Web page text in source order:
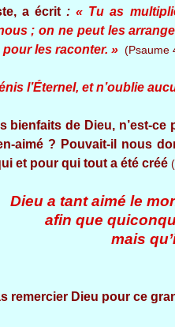
a écrit : « Tu as
; on ne peut les
les raconter. » (Psaume
l’Éternel, et n’oublie
bienfaits de Dieu, n’est-
aimé ? Pouvait-il nous
et pour qui tout a été créé
Dieu a tant aimé le
afin que
mais
remercier Dieu pour ce